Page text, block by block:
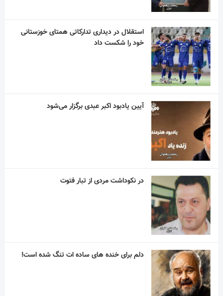
استقلال در دیداری تدارکاتی همتای خوزستانی
خود را شکست داد
آیین یادبود اکبر عبدی برگزار می‌شود
در نکوداشت مردی از تبار فتوت
دلم برای خنده های ساده ات تنگ شده است!